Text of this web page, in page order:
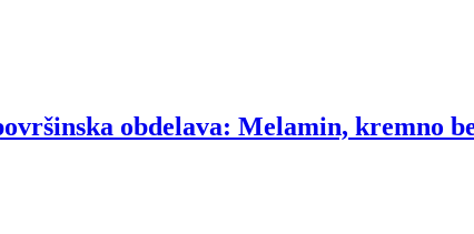
obdelava: Melamin, kremno